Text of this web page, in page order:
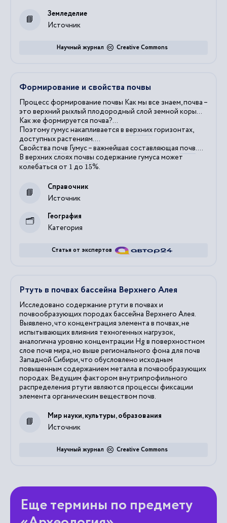
Источник
Земледелие
Creative Commons
Научный журнал
Формирование и свойства почвы
Процесс формирование почвы Как мы все знаем,почва –
это верхний рыхлый плодородный слой земной коры...
Как же формируется почва?...
Поэтому гумус накапливается в верхнихгоризонтах,
доступных растениям....
Свойства почв Гумус – важнейшая составляющая почв....
В верхнихслояхпочвы содержание гумуса может
колебаться от 1 до 15%.
Источник
Справочник
Категория
География
Статья от экспертов
Ртуть в почвах бассейна Верхнего Алея
Исследовано содержание ртути в почвах и
почвообразующих породах бассейна Верхнего Алея.
Выявлено, что концентрация элемента в почвах, не
испытывающих влияния техногенных нагрузок,
аналогична уровню концентрации Нg в поверхностном
слое почв мира, но выше регионального фона для почв
Западной Сибири, что обусловлено исходным
повышенным содержанием металла в почвообразующих
породах. Ведущим фактором внутрипрофильного
распределения ртути являются процессы фиксации
элемента органическим веществом почв.
Источник
Мир науки, культуры, образования
Creative Commons
Научный журнал
Еще термины по предмету